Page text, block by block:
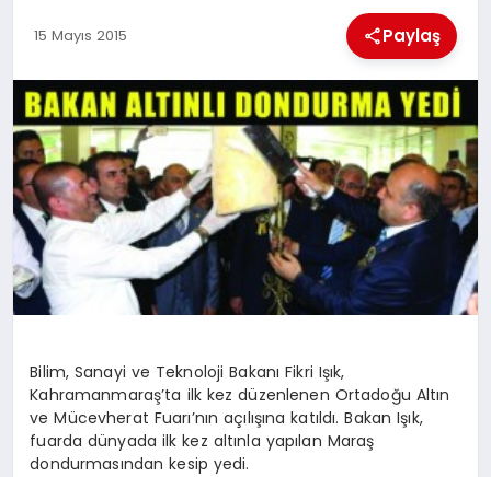
İLETIŞIM
YAZARLAR
KÜNYE
15 Mayıs 2015 Paylaş
Bilim, Sanayi ve Teknoloji Bakanı Fikri Işık,
Kahramanmaraş’ta ilk kez düzenlenen Ortadoğu Altın
ve Mücevherat Fuarı’nın açılışına katıldı. Bakan Işık,
fuarda dünyada ilk kez altınla yapılan Maraş
dondurmasından kesip yedi.